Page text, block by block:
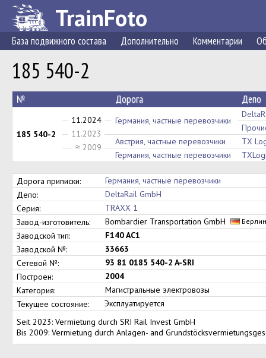
TrainFoto
База подвижного состава Дополнительно Комментарии
185 540-2
№ Дорога Депо
185 540-2
11.2024 Германия, частные перевозчики
11.2023
≈ 2009
Австрия, частные перевозчики
TX
Германия, частные перевозчики
Дорога приписки:
Германия, частные перевозчики
Депо:
DeltaRail GmbH
Серия:
TRAXX 1
Завод-изготовитель:
Bombardier Transportation GmbH Берлин
Заводской тип:
F140 AC1
Заводской №:
33663
Сетевой №:
93 81 0185 540-2 A-SRI
Построен:
2004
Категория:
Магистральные электровозы
Текущее состояние:
Эксплуатируется
Seit 2023: Vermietung durch SRI Rail Invest GmbH
Bis 2009: Vermietung durch Anlagen- and